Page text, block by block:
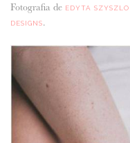
Fotografia de EDYTA
DESIGNS.